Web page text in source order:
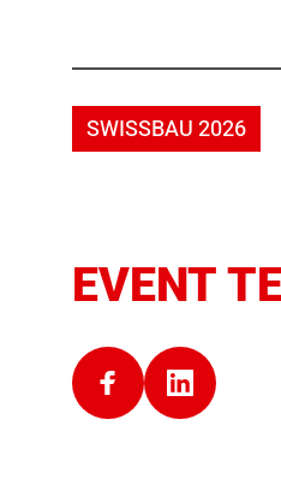
SWISSBAU 2026
EVENT